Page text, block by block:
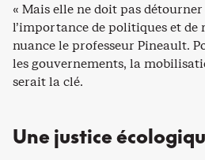
« Mais elle ne doit pas
l’importance de politiques et de
nuance le professeur Pineault.
les gouvernements, la
serait la clé.
Une justice